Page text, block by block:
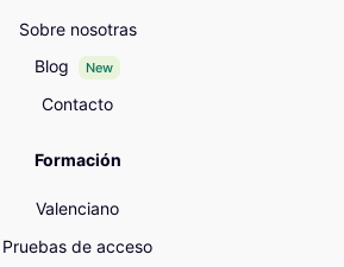
Sobre nosotras
Blog
New
Contacto
Formación
Valenciano
Pruebas de acceso